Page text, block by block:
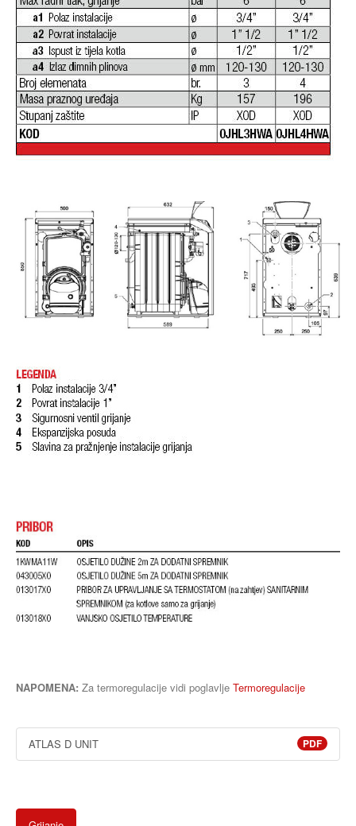
NAPOMENA: Za termoregulacije vidi poglavlje Termoregulacije
PDF
ATLAS D UNIT